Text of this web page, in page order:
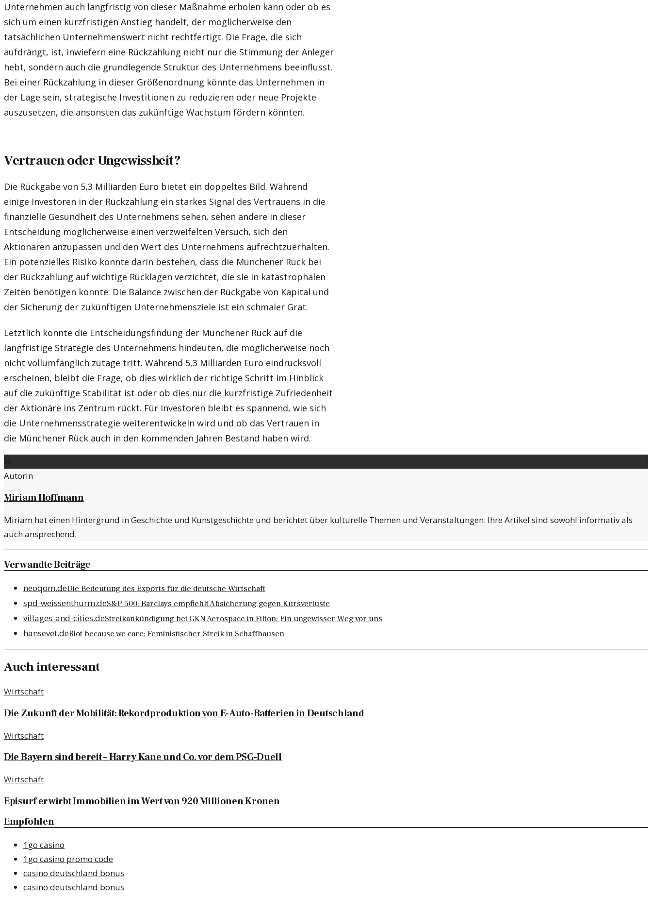
Unternehmen auch langfristig von dieser Maßnahme erholen kann oder ob es
sich um einen kurzfristigen Anstieg handelt, der möglicherweise den
tatsächlichen Unternehmenswert nicht rechtfertigt. Die Frage, die sich
aufdrängt, ist, inwiefern eine Rückzahlung nicht nur die Stimmung der Anleger
hebt, sondern auch die grundlegende Struktur des Unternehmens beeinflusst.
Bei einer Rückzahlung in dieser Größenordnung könnte das Unternehmen in
der Lage sein, strategische Investitionen zu reduzieren oder neue Projekte
auszusetzen, die ansonsten das zukünftige Wachstum fördern könnten.
Vertrauen oder Ungewissheit?
Die Rückgabe von 5,3 Milliarden Euro bietet ein doppeltes Bild. Während
einige Investoren in der Rückzahlung ein starkes Signal des Vertrauens in die
finanzielle Gesundheit des Unternehmens sehen, sehen andere in dieser
Entscheidung möglicherweise einen verzweifelten Versuch, sich den
Aktionären anzupassen und den Wert des Unternehmens aufrechtzuerhalten.
Ein potenzielles Risiko könnte darin bestehen, dass die Münchener Rück bei
der Rückzahlung auf wichtige Rücklagen verzichtet, die sie in katastrophalen
Zeiten benötigen könnte. Die Balance zwischen der Rückgabe von Kapital und
der Sicherung der zukünftigen Unternehmensziele ist ein schmaler Grat.
Letztlich könnte die Entscheidungsfindung der Münchener Rück auf die
langfristige Strategie des Unternehmens hindeuten, die möglicherweise noch
nicht vollumfänglich zutage tritt. Während 5,3 Milliarden Euro eindrucksvoll
erscheinen, bleibt die Frage, ob dies wirklich der richtige Schritt im Hinblick
auf die zukünftige Stabilität ist oder ob dies nur die kurzfristige Zufriedenheit
der Aktionäre ins Zentrum rückt. Für Investoren bleibt es spannend, wie sich
die Unternehmensstrategie weiterentwickeln wird und ob das Vertrauen in
die Münchener Rück auch in den kommenden Jahren Bestand haben wird.
Autorin
Miriam Hoffmann
Miriam hat einen Hintergrund in Geschichte und Kunstgeschichte und berichtet über kulturelle Themen und Veranstaltungen. Ihre Artikel sind sowohl informativ als
auch ansprechend.
Verwandte Beiträge
neoqom.deDie Bedeutung des Exports für die deutsche Wirtschaft
spd-weissenthurm.deS&P 500: Barclays empfiehlt Absicherung gegen Kursverluste
villages-and-cities.deStreikankündigung bei GKN Aerospace in Filton: Ein ungewisser Weg vor uns
hansevet.deRiot because we care: Feministischer Streik in Schaffhausen
Auch interessant
Wirtschaft
Die Zukunft der Mobilität: Rekordproduktion von E-Auto-Batterien in Deutschland
Wirtschaft
Die Bayern sind bereit – Harry Kane und Co. vor dem PSG-Duell
Wirtschaft
Episurf erwirbt Immobilien im Wert von 920 Millionen Kronen
Empfohlen
1go casino
1go casino promo code
casino deutschland bonus
casino deutschland bonus